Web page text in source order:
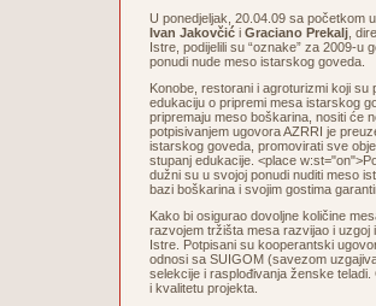
U ponedjeljak, 20.04.09 sa početkom
Ivan Jakovčić i Graciano Prekalj ,
Istre, podijelili su “oznake” za 2009-u
ponudi nude meso istarskog goveda.
Konobe, restorani i agroturizmi koji
edukaciju o pripremi mesa istarskog
pripremaju meso boškarina, nositi će
potpisivanjem ugovora AZRRI je
istarskog goveda, promovirati sve
stupanj edukacije. <place
dužni su u svojoj ponudi nuditi meso
bazi boškarina i svojim gostima
Kako bi osigurao dovoljne količine
razvojem tržišta mesa razvijao i
Istre. Potpisani su kooperantski
odnosi sa SUIGOM (savezom
selekcije i rasplođivanja ženske
i kvalitetu projekta.